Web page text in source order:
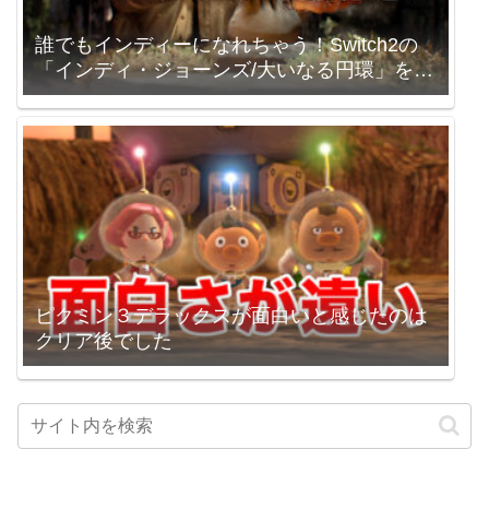
誰でもインディーになれちゃう！Switch2の
「インディ・ジョーンズ/大いなる円環」を買
いました。
ピクミン３デラックスが面白いと感じたのは
クリア後でした